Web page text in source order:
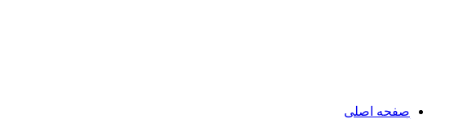
صفحه اصلی